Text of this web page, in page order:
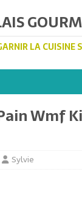
LA CUISINE
Wmf
Sylvie